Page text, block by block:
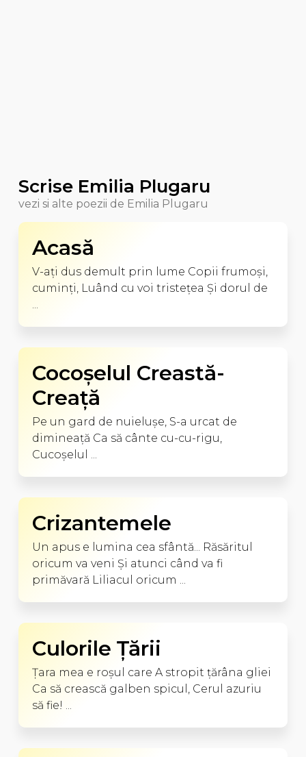
Scrise Emilia Plugaru
vezi si alte poezii de Emilia Plugaru
Acasă
V-aţi dus demult prin lume Copii frumoşi,
cuminţi, Luând cu voi tristeţea Şi dorul de
...
Cocoşelul Creastă-
Creaţă
Pe un gard de nuieluşe, S-a urcat de
dimineaţă Ca să cânte cu-cu-rigu,
Cucoşelul ...
Crizantemele
Un apus e lumina cea sfântă... Răsăritul
oricum va veni Şi atunci când va fi
primăvară Liliacul oricum ...
Culorile Ţării
Ţara mea e roşul care A stropit ţărâna gliei
Ca să crească galben spicul, Cerul azuriu
să fie! ...